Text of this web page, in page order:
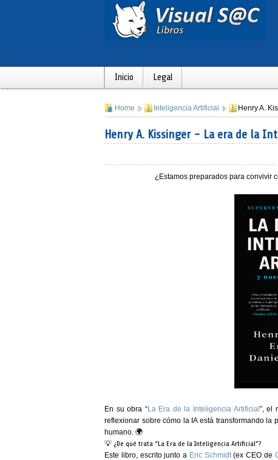
Inicio Legal
Home Inteligencia Artificial Henry A.
Henry A. Kissinger - La era de la
¿Estamos preparados para convivir
En su obra “La Era de la Inteligencia Artificial ”, el
reflexionar sobre cómo la IA está transformando la
humano. 🌍
💡 ¿De qué trata “La Era de la Inteligencia Artificial”?
Este libro, escrito junto a Eric Schmidt(ex CEO de